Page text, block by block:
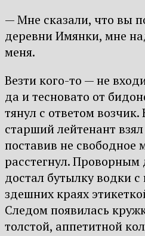
— Мне сказали, что вы
деревни Имянки, мне
меня.
Везти кого-то — не
да и тесновато от
тянул с ответом возчик.
старший лейтенант
поставив не свободное
расстегнул.
достал бутылку водки
здешних краях
Следом появилась
толстой, аппетитной